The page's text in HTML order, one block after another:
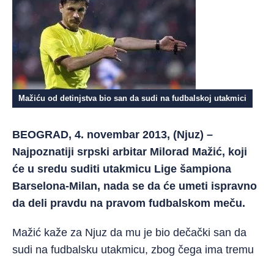
Mažiću od detinjstva bio san da sudi na fudbalskoj utakmici
BEOGRAD, 4. novembar 2013, (Njuz) –
Najpoznatiji srpski arbitar Milorad Mažić, koji
će u sredu suditi utakmicu Lige šampiona
Barselona-Milan, nada se da će umeti ispravno
da deli pravdu na pravom fudbalskom meču.
Mažić kaže za Njuz da mu je bio dečački san da
sudi na fudbalsku utakmicu, zbog čega ima tremu